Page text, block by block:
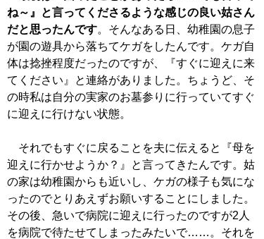
ね～』と言ってくださるような感じの良い姑さん
だと思ったんです。そんなある日、幼稚園の息子
が園の遊具から落ちてケガをしたんです。ケガ自
体は捻挫程度だったのですが、『すぐに迎えに来
てください』と連絡がありました。ちょうど、そ
の時私は自分の実家のお墓参りに行っていてすぐ
に迎えに行けない状態。
それでもすぐに戻ることを夫に伝えると『母を
迎えに行かせようか？』と言ってきたんです。姑
の家は幼稚園からも近いし、ケガの様子も気にな
ったのでとりあえずお願いすることにしました。
その後、急いで病院に迎えに行ったのですが2人
を病院で待たせてしまったみたいで……。それを